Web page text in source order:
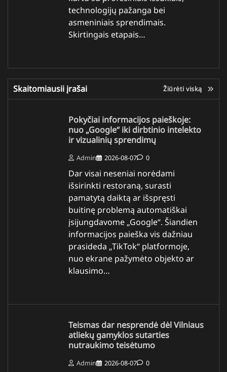
technologijų pažanga bei
asmeniniais sprendimais.
Skirtingais etapais…
Skaitomiausii įrašai Žiūrėti viską
Pokyčiai informacijos paieškoje:
nuo „Google“ iki dirbtinio intelekto
ir vizualinių sprendimų
Admin 2026-08-07 0
Dar visai neseniai norėdami
išsirinkti restoraną, surasti
pamatytą daiktą ar išspręsti
buitinę problemą automatiškai
įsijungdavome „Google“. Šiandien
informacijos paieška vis dažniau
prasideda „TikTok“ platformoje,
nuo ekrane pažymėto objekto ar
klausimo…
Teismas dar nesprendė dėl Vilniaus
atliekų gamyklos sutarties
nutraukimo teisėtumo
Admin 2026-08-07 0